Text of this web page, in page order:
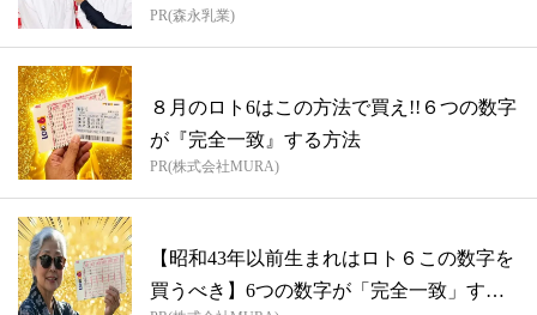
PR(森永乳業)
８月のロト6はこの方法で買え!!６つの数字
が『完全一致』する方法
PR(株式会社MURA)
【昭和43年以前生まれはロト６この数字を
買うべき】6つの数字が「完全一致」する